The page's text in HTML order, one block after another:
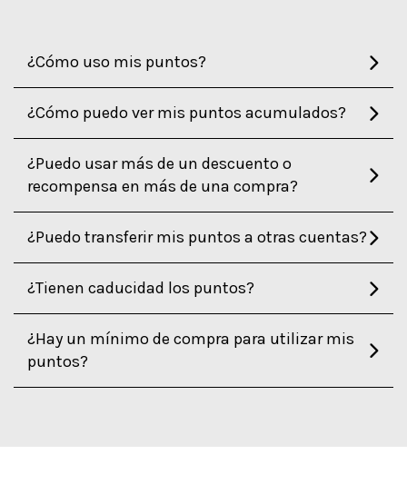
¿Cómo uso mis puntos?
¿Cómo puedo ver mis puntos acumulados?
¿Puedo usar más de un descuento o
recompensa en más de una compra?
¿Puedo transferir mis puntos a otras cuentas?
¿Tienen caducidad los puntos?
¿Hay un mínimo de compra para utilizar mis
puntos?